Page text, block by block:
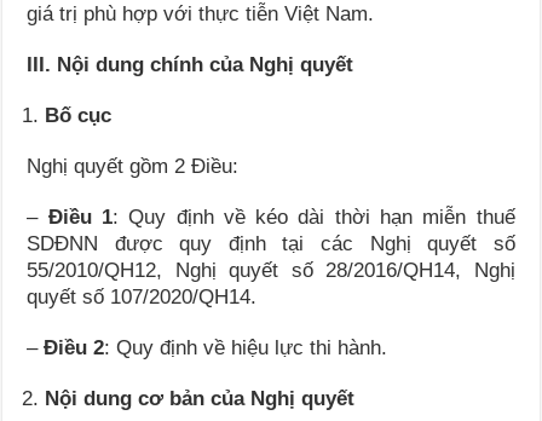
giá trị phù hợp với thực tiễn Việt Nam.
III. Nội dung chính của Nghị quyết
Bố cục
Nghị quyết gồm 2 Điều:
– Điều 1: Quy định về kéo dài thời hạn miễn thuế
SDĐNN được quy định tại các Nghị quyết số
55/2010/QH12, Nghị quyết số 28/2016/QH14, Nghị
quyết số 107/2020/QH14.
–Điều 2: Quy định về hiệu lực thi hành.
Nội dung cơ bản của Nghị quyết